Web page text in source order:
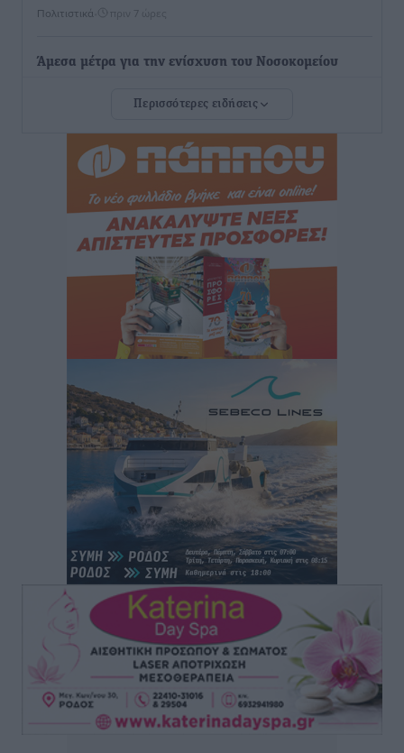
Πολιτιστικά πριν 7 ώρες
Άμεσα μέτρα για την ενίσχυση του Νοσοκομείου
ανακοίνωσε ο Άδωνις Γεωργιάδης
Iατρικός Σύλλογος Ροδου προς Α. Γεωργιάδη:
Στρατηγικές Προτάσεις για την Ενίσχυση της
Δημόσιας Υγείας στη Νησιωτική Ελλάδα και στα
Νοσοκομεία της Γ΄ Ζώνης
πριν 8 ώρες
Πάνθηρες: Ξεκίνησαν αισιόδοξοι για την παρθενική
Αθλητικά• πριν 8 ώρες
Άρης Αρχαγγέλου: Στο πλευρό του άτυχου Ιάκωβου
Θωμά
Αθλητικά• πριν 8 ώρες
Φοίβος: Η μεγάλη επιστροφή του Μπρένο Σαλβατιέρα
πριν 8 ώρες
Κλεάνθης: Έτοιμες οι κάρτες διαρκείας της νέας
σεζόν
Αθλητικά πριν 8 ώρες
Ατρόμητος Διμυλιάς: Ο Μαργαρίτης και μία
αδιαπραγμάτευτη φιλοσοφία
Αθλητικά• πριν 8 ώρες
Περισσότερες ειδήσεις